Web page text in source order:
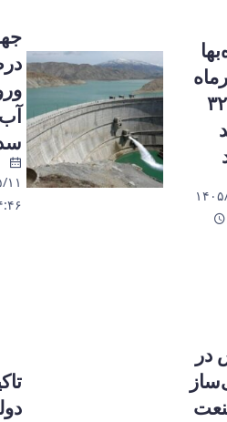
جهش ۷۴
درصدی
ورودی
آب به
سدها
۱۴۰۵/۰۵/۱۱
دولت بر